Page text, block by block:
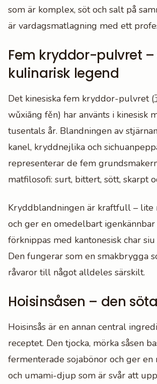
som är komplex, söt och salt på
är vardagsmatlagning med ett
Fem kryddor-pulvret –
kulinarisk legend
Det kinesiska fem kryddor-pulvret (
wǔxiāng fěn) har använts i kinesisk
tusentals år. Blandningen av
kanel, kryddnejlika och
representerar de fem
matfilosofi: surt, bittert, sött, skarpt
Kryddblandningen är kraftfull – lite
och ger en omedelbart igenkännbar
förknippas med kantonesisk char
Den fungerar som en smakbrygga
råvaror till något alldeles särskilt.
Hoisinsåsen – den
Hoisinsås är en annan central
receptet. Den tjocka, mörka såsen
fermenterade sojabönor och ger
och umami-djup som är svår att